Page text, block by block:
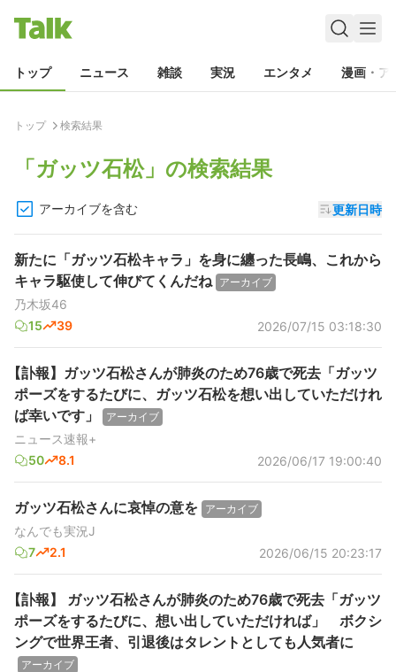
トップ ニュース 雑談 実況 エンタメ 漫画・ア
トップ 検索結果
「ガッツ石松」の検索結果
アーカイブを含む 更新日時
新たに「ガッツ石松キャラ」を身に纏った長嶋、これから
キャラ駆使して伸びてくんだね アーカイブ
乃木坂46
15
39 2026/07/15 03:18:30
【訃報】ガッツ石松さんが肺炎のため76歳で死去「ガッツ
ポーズをするたびに、ガッツ石松を想い出していただけれ
ば幸いです」
アーカイブ
ニュース速報+
50
8.1 2026/06/17 19:00:40
ガッツ石松さんに哀悼の意を アーカイブ
なんでも実況J
7
2.1 2026/06/15 20:23:17
【訃報】 ガッツ石松さんが肺炎のため76歳で死去「ガッツ
ポーズをするたびに、想い出していただければ」 ボクシ
ングで世界王者、引退後はタレントとしても人気者に
アーカイブ